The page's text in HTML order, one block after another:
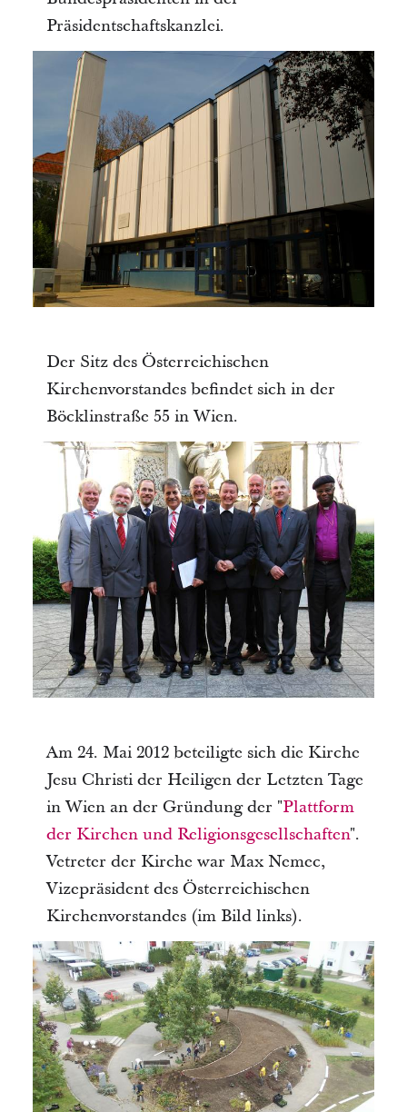
Präsidentschaftskanzlei.
Der Sitz des Österreichischen
Kirchenvorstandes befindet sich in der
Böcklinstraße 55 in Wien.
Am 24. Mai 2012 beteiligte sich die Kirche
Jesu Christi der Heiligen der Letzten Tage
in Wien an der Gründung der "Plattform
der Kirchen und Religionsgesellschaften".
Vetreter der Kirche war Max Nemec,
Vizepräsident des Österreichischen
Kirchenvorstandes (im Bild links).